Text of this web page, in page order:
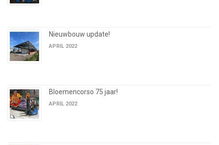
Nieuwbouw update!
APRIL 2022
Bloemencorso 75 jaar!
APRIL 2022